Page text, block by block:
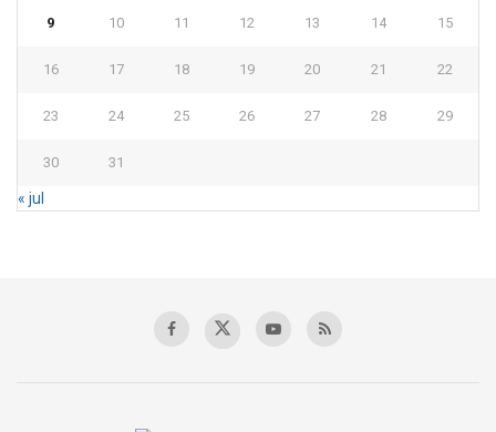
9 10 11 12 13 14 15
16 17 18 19 20 21 22
23 24 25 26 27 28 29
30 31
« jul